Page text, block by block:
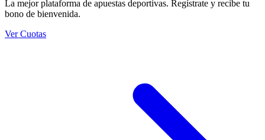
La mejor plataforma de apuestas deportivas. Regístrate y recibe tu
bono de bienvenida.
Ver Cuotas